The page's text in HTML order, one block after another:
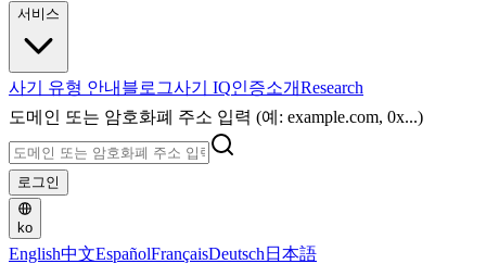
서비스
사기 유형 안내 블로그사기 IQ인증소개Research
도메인 또는 암호화폐 주소 입력 (예: example.com, 0x...)
로그인
ko
English中文EspañolFrançaisDeutsch 日本語